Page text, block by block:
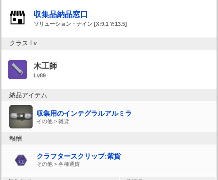
収集品納品窓口
ソリューション・ナイン [X:9.1 Y:13.5]
クラス Lv
木工師
Lv89
納品アイテム
収集用のインテグラルアルミラ
その他 > 雑貨
報酬
クラフタースクリップ:紫貨
その他 > 各種通貨